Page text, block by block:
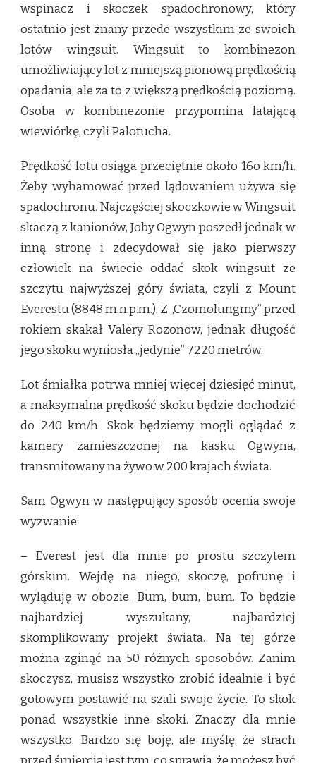
wspinacz i skoczek spadochronowy, który
ostatnio jest znany przede wszystkim ze swoich
lotów wingsuit. Wingsuit to kombinezon
umożliwiający lot z mniejszą pionową prędkością
opadania, ale za to z większą prędkością poziomą.
Osoba w kombinezonie przypomina latającą
wiewiórkę, czyli Palotucha.
Prędkość lotu osiąga przeciętnie około 16o km/h.
Żeby wyhamować przed lądowaniem używa się
spadochronu. Najczęściej skoczkowie w Wingsuit
skaczą z kanionów, Joby Ogwyn poszedł jednak w
inną stronę i zdecydował się jako pierwszy
człowiek na świecie oddać skok wingsuit ze
szczytu najwyższej góry świata, czyli z Mount
Everestu (8848 m.n.p.m.). Z „Czomolungmy” przed
rokiem skakał Valery Rozonow, jednak długość
jego skoku wyniosła „jedynie” 7220 metrów.
Lot śmiałka potrwa mniej więcej dziesięć minut,
a maksymalna prędkość skoku będzie dochodzić
do 240 km/h. Skok będziemy mogli oglądać z
kamery zamieszczonej na kasku Ogwyna,
transmitowany na żywo w 200 krajach świata.
Sam Ogwyn w następujący sposób ocenia swoje
wyzwanie:
– Everest jest dla mnie po prostu szczytem
górskim. Wejdę na niego, skoczę, pofrunę i
wyląduję w obozie. Bum, bum, bum. To będzie
najbardziej wyszukany, najbardziej
skomplikowany projekt świata. Na tej górze
można zginąć na 50 różnych sposobów. Zanim
skoczysz, musisz wszystko zrobić idealnie i być
gotowym postawić na szali swoje życie. To skok
ponad wszystkie inne skoki. Znaczy dla mnie
wszystko. Bardzo się boję, ale myślę, że strach